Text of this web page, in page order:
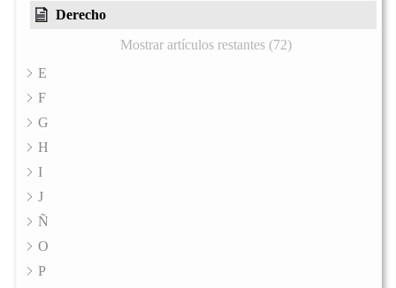
Derecho
Mostrar artículos restantes (72)
E
F
G
H
I
J
Ñ
O
P